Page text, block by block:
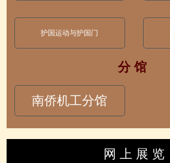
护国运动与护国门
分 馆
南侨机工分馆
网 上 展 览